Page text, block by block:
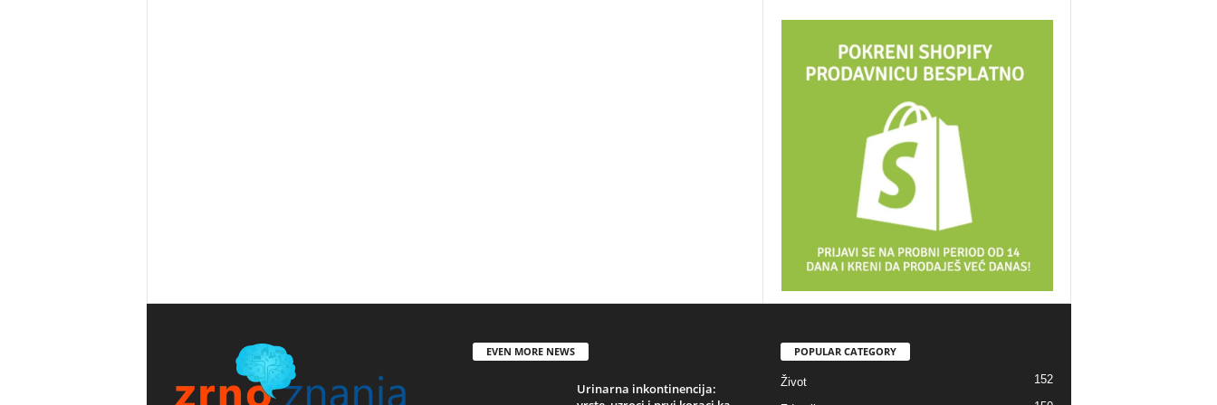
EVEN MORE NEWS
Urinarna inkontinencija:
POPULAR CATEGORY
Život 152